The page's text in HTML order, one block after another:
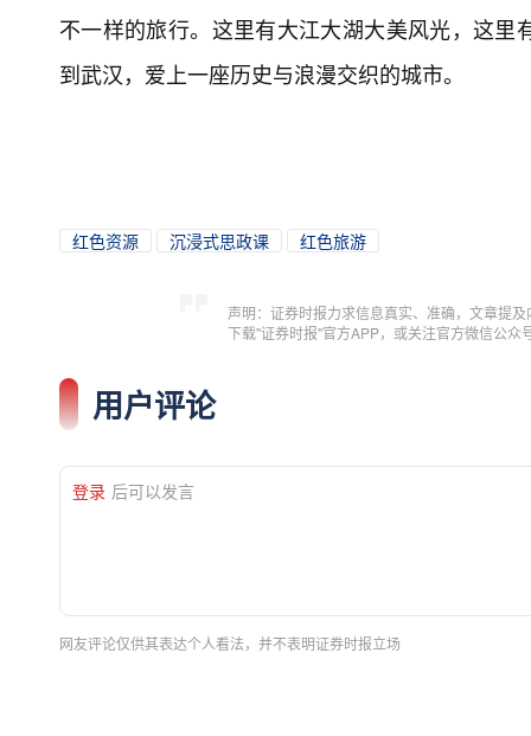
不一样的旅行。这里有大江大湖大美风光，这
到武汉，爱上一座历史与浪漫交织的城市。
红色资源 沉浸式思政课 红色旅游
声明：证券时报力求信息真实、准确，文章提
下载"证券时报"官方APP，或关注官方微信公
用户评论
登录 后可以发言
网友评论仅供其表达个人看法，并不表明证券时报立场